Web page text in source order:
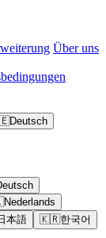
Über uns
Deutsch
Nederlands
本語 🇰🇷한국어